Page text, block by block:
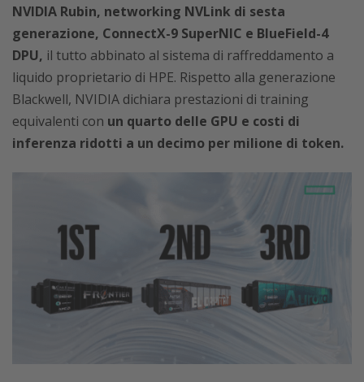
NVIDIA Rubin, networking NVLink di sesta
generazione, ConnectX-9 SuperNIC e BlueField-4
DPU, il tutto abbinato al sistema di raffreddamento a
liquido proprietario di HPE. Rispetto alla generazione
Blackwell, NVIDIA dichiara prestazioni di training
equivalenti con un quarto delle GPU e costi di
inferenza ridotti a un decimo per milione di token.